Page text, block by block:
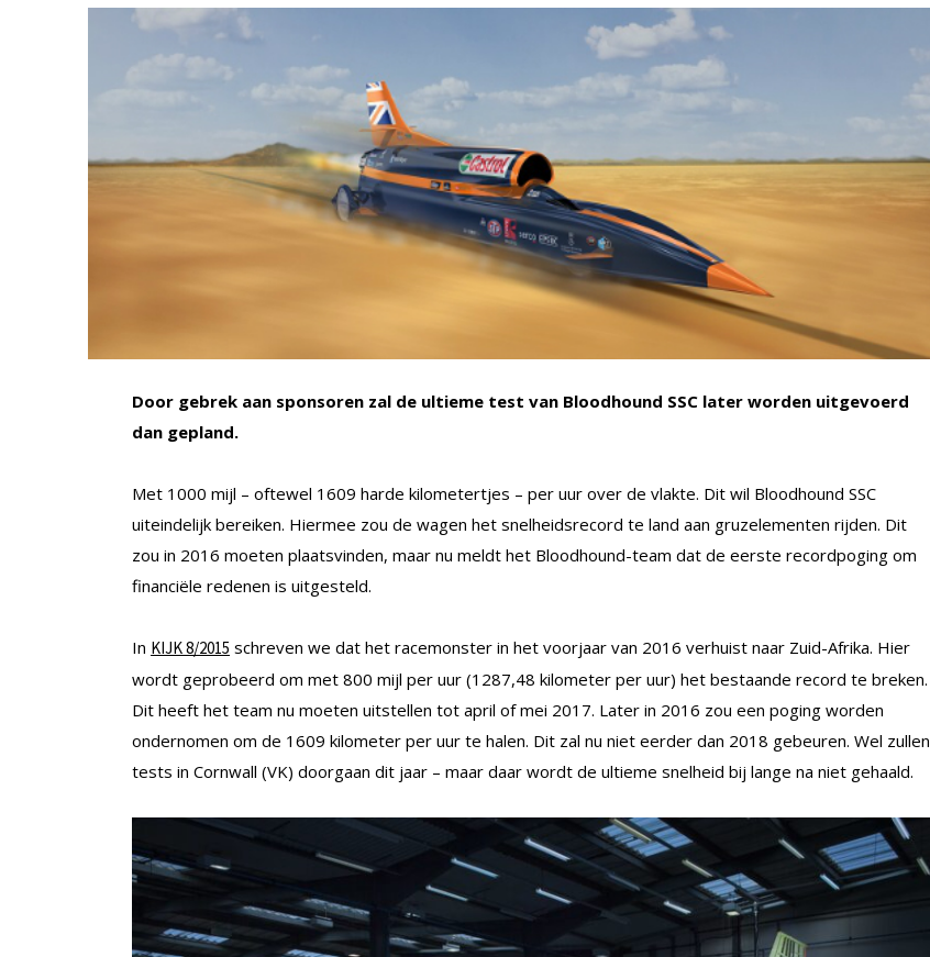
Door gebrek aan sponsoren zal de ultieme test van Bloodhound SSC later worden uitgevoerd
dan gepland.
Met 1000 mijl – oftewel 1609 harde kilometertjes – per uur over de vlakte. Dit wil Bloodhound SSC
uiteindelijk bereiken. Hiermee zou de wagen het snelheidsrecord te land aan gruzelementen rijden. Dit
zou in 2016 moeten plaatsvinden, maar nu meldt het Bloodhound-team dat de eerste recordpoging om
financiële redenen is uitgesteld.
In KIJK 8/2015 schreven we dat het racemonster in het voorjaar van 2016 verhuist naar Zuid-Afrika. Hier
wordt geprobeerd om met 800 mijl per uur (1287,48 kilometer per uur) het bestaande record te breken.
Dit heeft het team nu moeten uitstellen tot april of mei 2017. Later in 2016 zou een poging worden
ondernomen om de 1609 kilometer per uur te halen. Dit zal nu niet eerder dan 2018 gebeuren. Wel zullen
tests in Cornwall (VK) doorgaan dit jaar – maar daar wordt de ultieme snelheid bij lange na niet gehaald.